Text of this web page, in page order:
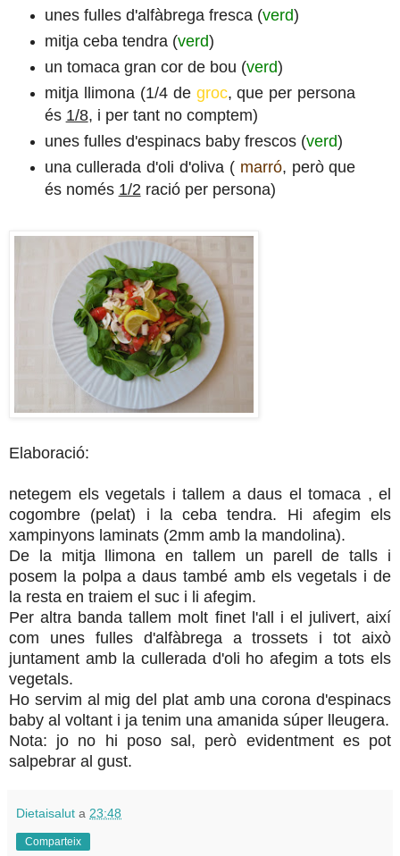
unes fulles d'alfàbrega fresca (verd)
mitja ceba tendra (verd)
un tomaca gran cor de bou (verd)
mitja llimona (1/4 de groc, que per persona
és 1/8, i per tant no comptem)
unes fulles d'espinacs baby frescos (verd)
una cullerada d'oli d'oliva ( marró, però que
és només 1/2ració per persona)
Elaboració:
netegem els vegetals i tallem a daus el tomaca , el
cogombre (pelat) i la ceba tendra. Hi afegim els
xampinyons laminats (2mm amb la mandolina).
De la mitja llimona en tallem un parell de talls i
posem la polpa a daus també amb els vegetals i de
la resta en traiem el suc i li afegim.
Per altra banda tallem molt finet l'all i el julivert, així
com unes fulles d'alfàbrega a trossets i tot això
juntament amb la cullerada d'oli ho afegim a tots els
vegetals.
Ho servim al mig del plat amb una corona d'espinacs
baby al voltant i ja tenim una amanida súper lleugera.
Nota: jo no hi poso sal, però evidentment es pot
salpebrar al gust.
Dietaisalut a 23:48
Comparteix